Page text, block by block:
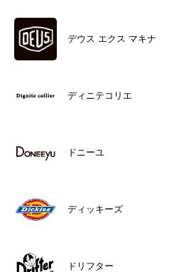
デウス エクス マキナ
ディニテコリエ
ドニーユ
ディッキーズ
ドリフター